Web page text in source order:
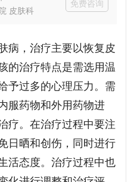
皮肤科
免费咨询
病，治疗主要以恢复皮
的治疗特点是需选用温
予过多的心理压力。需
服药物和外用药物进
疗。在治疗过程中要注
日晒和创伤，同时进行
活态度。治疗过程中也